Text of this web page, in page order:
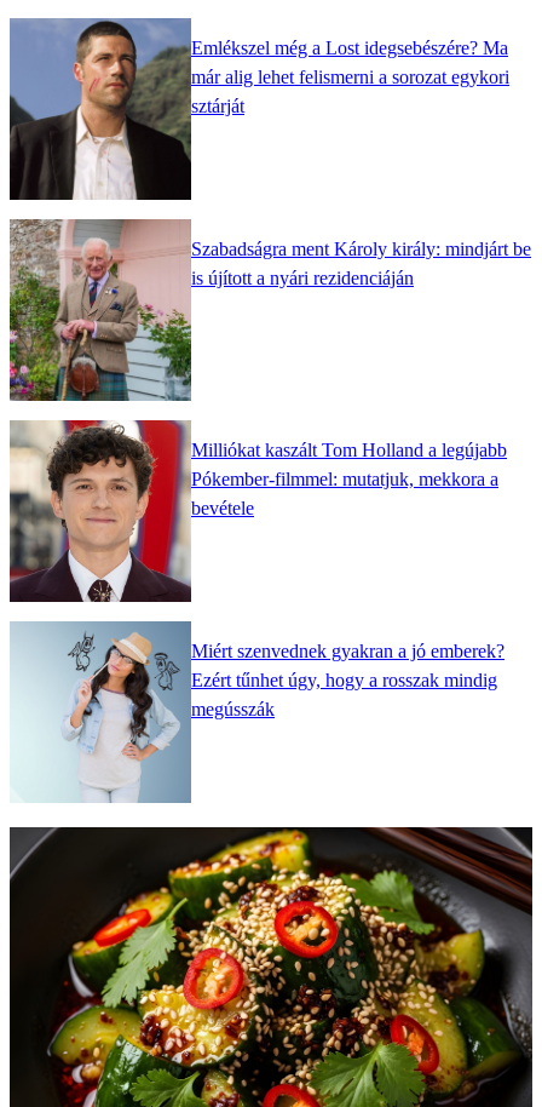
Emlékszel még a Lost idegsebészére? Ma
már alig lehet felismerni a sorozat egykori
sztárját
Szabadságra ment Károly király: mindjárt be
is újított a nyári rezidenciáján
Milliókat kaszált Tom Holland a legújabb
Pókember-filmmel: mutatjuk, mekkora a
bevétele
Miért szenvednek gyakran a jó emberek?
Ezért tűnhet úgy, hogy a rosszak mindig
megússzák